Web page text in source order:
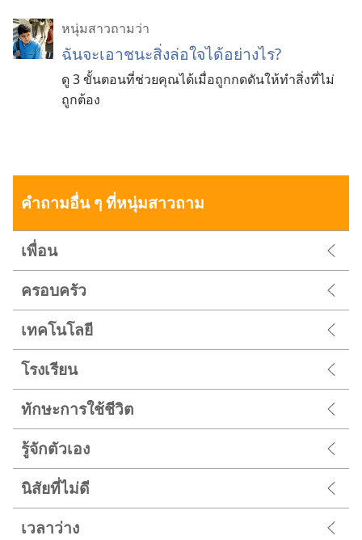
หนุ่มสาวถามว่า
ฉันจะเอาชนะสิ่งล่อใจได้อย่างไร?
ดู 3 ขั้นตอนที่ช่วยคุณได้เมื่อถูกกดดันให้ทำสิ่งที่ไม่
ถูกต้อง
คำถามอื่น ๆ ที่หนุ่มสาวถาม
เพื่อน
ครอบครัว
เทคโนโลยี
โรงเรียน
ทักษะการใช้ชีวิต
รู้จักตัวเอง
นิสัยที่ไม่ดี
เวลาว่าง